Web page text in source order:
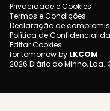
Privacidade e Cookies
Termos e Condições
Declaração de
Política de
Editar Cookies
for tomorrow by LKCOM
2026 Diário do Minho,